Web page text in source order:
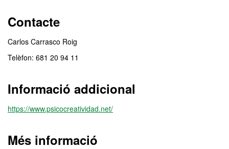
Contacte
Carlos Carrasco Roig
Telèfon: 681 20 94 11
Informació addicional
https://www.psicocreatividad.net/
Més informació